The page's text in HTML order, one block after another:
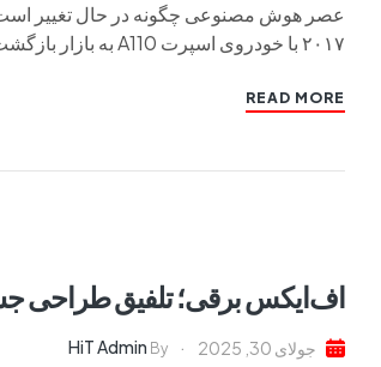
عصر هوش مصنوعی چگونه در حال تغییر است.
۲۰۱۷ با خودروی اسپرت A110 به بازار بازگشت، حالا پا […]
READ MORE
اف‌ایکس برقی؛ تلفیق طراحی
جولای 30, 2025 By
HiT Admin